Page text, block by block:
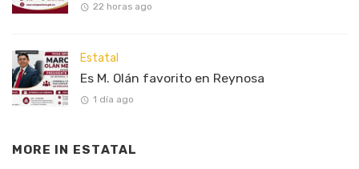
22 horas ago
Estatal
Es M. Olán favorito en Reynosa
1 día ago
MORE IN ESTATAL